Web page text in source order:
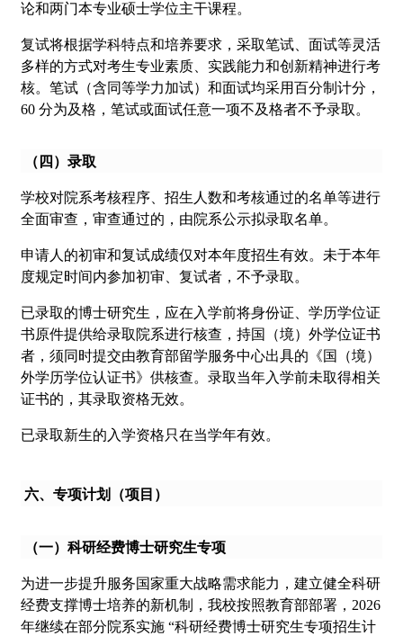
论和两门本专业硕士学位主干课程。
复试将根据学科特点和培养要求，采取笔试、面试等灵活
多样的方式对考生专业素质、实践能力和创新精神进行考
核。笔试（含同等学力加试）和面试均采用百分制计分，
60 分为及格，笔试或面试任意一项不及格者不予录取。
（四）录取
学校对院系考核程序、招生人数和考核通过的名单等进行
全面审查，审查通过的，由院系公示拟录取名单。
申请人的初审和复试成绩仅对本年度招生有效。未于本年
度规定时间内参加初审、复试者，不予录取。
已录取的博士研究生，应在入学前将身份证、学历学位证
书原件提供给录取院系进行核查，持国（境）外学位证书
者，须同时提交由教育部留学服务中心出具的《国（境）
外学历学位认证书》供核查。录取当年入学前未取得相关
证书的，其录取资格无效。
已录取新生的入学资格只在当学年有效。
六、专项计划（项目）
（一）科研经费博士研究生专项
为进一步提升服务国家重大战略需求能力，建立健全科研
经费支撑博士培养的新机制，我校按照教育部部署，2026
年继续在部分院系实施 “科研经费博士研究生专项招生计